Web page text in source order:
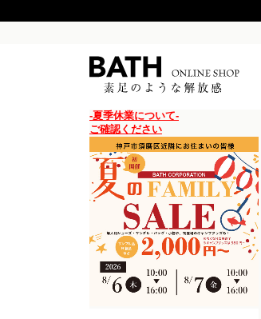
-夏季休業について-
ご確認ください